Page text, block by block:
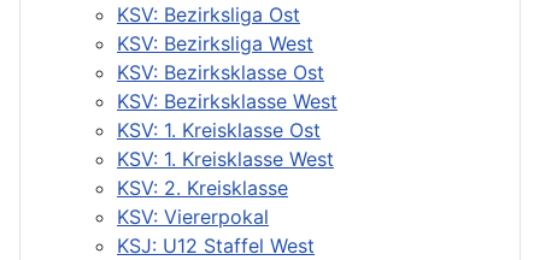
KSV: Bezirksliga Ost
KSV: Bezirksliga West
KSV: Bezirksklasse Ost
KSV: Bezirksklasse West
KSV: 1. Kreisklasse Ost
KSV: 1. Kreisklasse West
KSV: 2. Kreisklasse
KSV: Viererpokal
KSJ: U12 Staffel West